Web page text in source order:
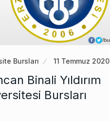
Bursları 11 Temmuz 2020
Binali Yıldırım
Bursları